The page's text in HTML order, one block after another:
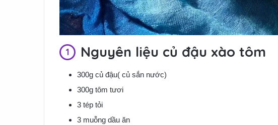
Nguyên liệu củ đậu xào tôm
300g củ đậu( củ sắn nước)
300g tôm tươi
3 tép tỏi
3 muỗng dầu ăn